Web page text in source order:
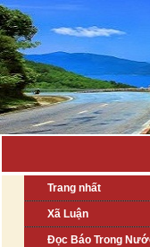
Trang nhất
Xã Luận
Đọc Báo Trong